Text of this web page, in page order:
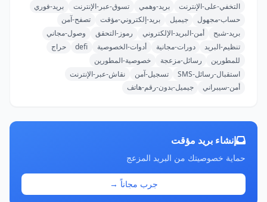
التخفي-على-الإنترنت
بريد-وهمي تسوق-عبر-الإنترنت
بريد-فوري
حساب-مجهول
جيميل بريد-إلكتروني-مؤقت
تصفح-آمن
بريد-شبح
أمن-البريد-الإلكتروني رموز-التحقق
وصول-مجاني
تنظيم-البريد
دورات-مجانية أدوات-الخصوصية defi
حراج
للمطورين
رسائل-مزعجة
خصوصية-المطورين
استقبال-رسائل-SMS
تسجيل-آمن
نقاش-عبر-الإنترنت
أمن-سيبراني
جيميل-بدون-رقم-هاتف
إنشاء بريد مؤقت
حماية خصوصيتك من البريد المزعج
جرب مجاناً →